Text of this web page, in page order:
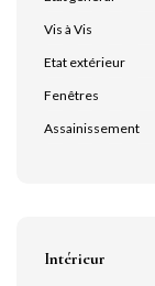
Vis à Vis
Etat extérieur
Fenêtres
Assainissement
Intérieur